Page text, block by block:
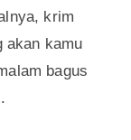
krim
akan kamu
bagus